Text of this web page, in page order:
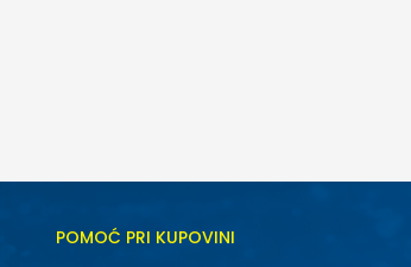
POMOĆ PRI KUPOVINI